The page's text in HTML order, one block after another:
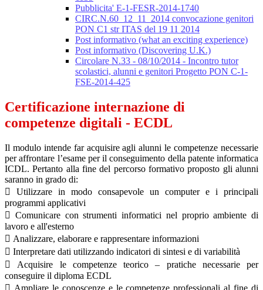
Pubblicita' E-1-FESR-2014-1740
CIRC.N.60_12_11_2014 convocazione genitori
PON C1 str ITAS del 19 11 2014
Post informativo (what an exciting experience)
Post informativo (Discovering U.K.)
Circolare N.33 - 08/10/2014 - Incontro tutor
scolastici, alunni e genitori Progetto PON C-1-
FSE-2014-425
Certificazione internazione di
competenze digitali - ECDL
Il modulo intende far acquisire agli alunni le competenze necessarie
per affrontare l’esame per il conseguimento della patente informatica
ICDL. Pertanto alla fine del percorso formativo proposto gli alunni
saranno in grado di:
 Utilizzare in modo consapevole un computer e i principali
programmi applicativi
 Comunicare con strumenti informatici nel proprio ambiente di
lavoro e all'esterno
 Analizzare, elaborare e rappresentare informazioni
 Interpretare dati utilizzando indicatori di sintesi e di variabilità
 Acquisire le competenze teorico – pratiche necessarie per
conseguire il diploma ECDL